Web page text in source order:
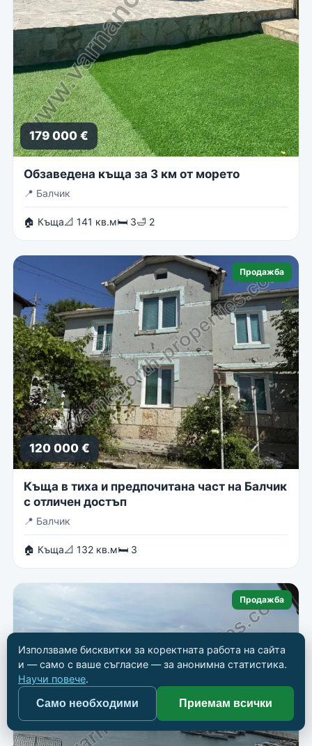
179 000 €
Обзаведена къща за 3 км от морето
📍 Балчик
🏠 Къща📐 141 кв.м🛏 3🛁 2
Продажба
120 000 €
Къща в тиха и предпочитана част на Балчик
с отличен достъп
📍 Балчик
🏠 Къща📐 132 кв.м🛏 3
Продажба
Използваме бисквитки за коректната работа на сайта
и — само с ваше съгласие — за анонимна статистика.
Научи повече.
Само необходими Приемам всички